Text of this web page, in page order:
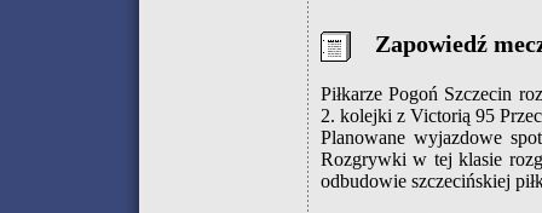
Zapowiedź
Piłkarze Pogoń Szczecin
2. kolejki z Victorią 95
Planowane wyjazdowe
Rozgrywki w tej klasie
odbudowie szczecińskiej